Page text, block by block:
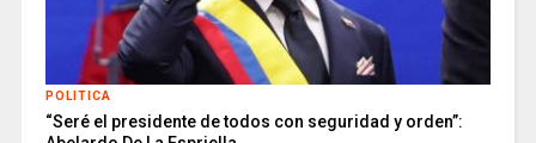
POLITICA
“Seré el presidente de todos con seguridad y orden”: